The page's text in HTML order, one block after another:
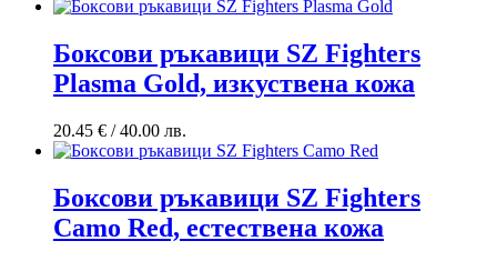
Боксови ръкавици SZ Fighters
Plasma Gold, изкуствена кожa
20.45 € / 40.00 лв.
Боксови ръкавици SZ Fighters
Camo Red, естествена кожа